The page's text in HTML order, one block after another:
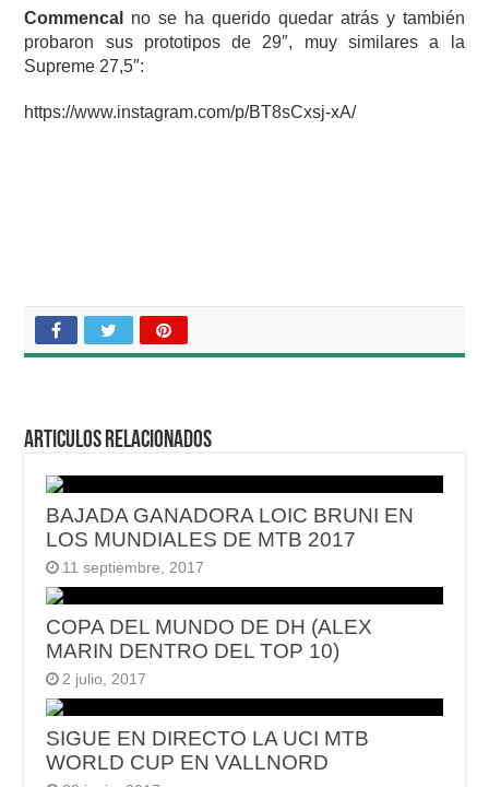
Commencal
no se ha querido quedar atrás y también
probaron sus prototipos de 29″, muy similares a la
Supreme 27,5″:
https://www.instagram.com/p/BT8sCxsj-xA/
Articulos relacionados
BAJADA GANADORA LOIC BRUNI EN
LOS MUNDIALES DE MTB 2017
11 septiembre, 2017
COPA DEL MUNDO DE DH (ALEX
MARIN DENTRO DEL TOP 10)
2 julio, 2017
SIGUE EN DIRECTO LA UCI MTB
WORLD CUP EN VALLNORD